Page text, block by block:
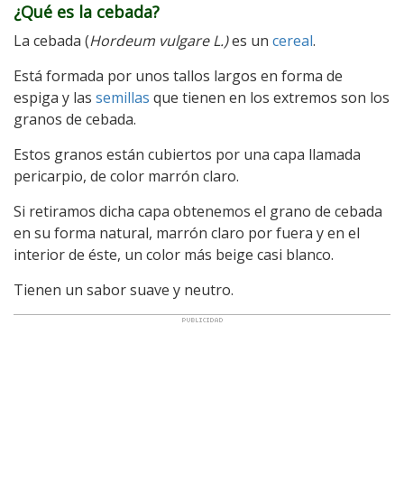
¿Qué es la cebada?
La cebada (Hordeum vulgare L.)es un cereal.
Está formada por unos tallos largos en forma de
espiga y las semillas que tienen en los extremos son los
granos de cebada.
Estos granos están cubiertos por una capa llamada
pericarpio, de color marrón claro.
Si retiramos dicha capa obtenemos el grano de cebada
en su forma natural, marrón claro por fuera y en el
interior de éste, un color más beige casi blanco.
Tienen un sabor suave y neutro.